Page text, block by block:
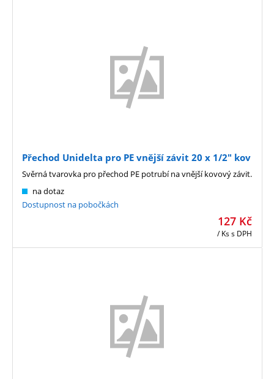
Přechod Unidelta pro PE vnější závit 20 x 1/2" kov
127 Kč
/ Kss DPH
na dotaz
Dostupnost na pobočkách
Svěrná tvarovka pro přechod PE potrubí na vnější kovový závit.